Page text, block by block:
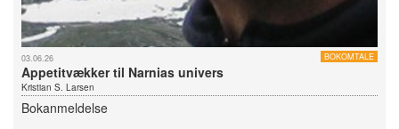
03.06.26 BOKOMTALE
Appetitvækker til Narnias univers
Kristian S. Larsen
Bokanmeldelse